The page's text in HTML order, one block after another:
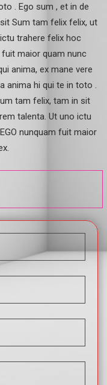
. Ego sum , et in de
Sum tam felix felix, ut
trahere felix hoc
maior quam nunc
anima, ex mane vere
anima hi qui te in toto .
tam felix, tam in sit
talenta. Ut uno ictu
nunquam fuit maior